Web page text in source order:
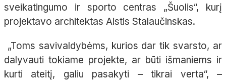
sveikatingumo ir sporto centras „Šuolis“, kurį
projektavo architektas Aistis Stalaučinskas.
„Toms savivaldybėms, kurios dar tik svarsto, ar
dalyvauti tokiame projekte, ar būti išmaniems ir
kurti ateitį, galiu pasakyti – tikrai verta“, –